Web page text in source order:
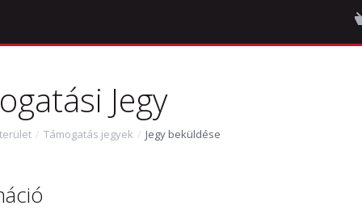
Jegy
Támogatás jegyek Jegy beküldése